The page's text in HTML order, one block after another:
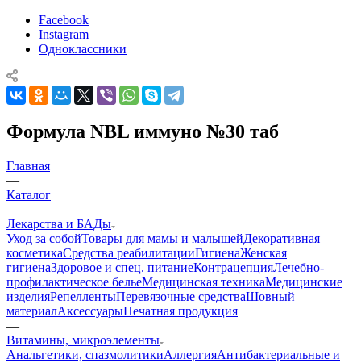
Facebook
Instagram
Одноклассники
Формула NBL иммуно №30 таб
Главная
—
Каталог
—
Лекарства и БАДы
Уход за собойТовары для мамы и малышейДекоративная
косметикаСредства реабилитацииГигиенаЖенская
гигиенаЗдоровое и спец. питаниеКонтрацепцияЛечебно-
профилактическое бельеМедицинская техникаМедицинские
изделияРепеллентыПеревязочные средстваШовный
материалАксессуарыПечатная продукция
—
Витамины, микроэлементы
Анальгетики, спазмолитикиАллергияАнтибактериальные и